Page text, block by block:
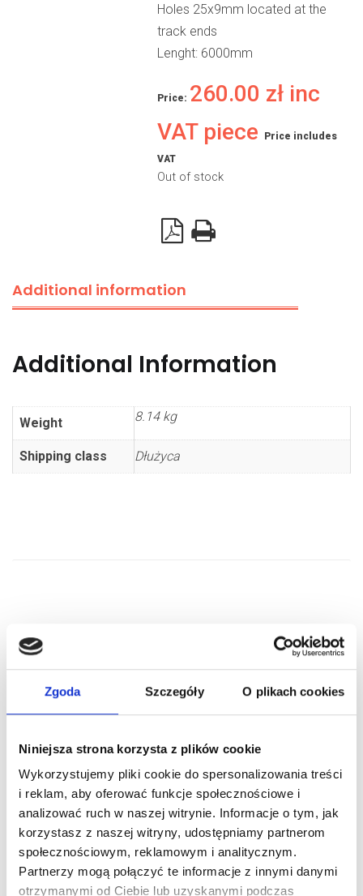
Zgoda Szczegóły O plikach cookies
Niniejsza strona korzysta z plików cookie
Wykorzystujemy pliki cookie do spersonalizowania treści
i reklam, aby oferować funkcje społecznościowe i
analizować ruch w naszej witrynie. Informacje o tym, jak
korzystasz z naszej witryny, udostępniamy partnerom
społecznościowym, reklamowym i analitycznym.
Partnerzy mogą połączyć te informacje z innymi danymi
otrzymanymi od Ciebie lub uzyskanymi podczas
Holes 25x9mm located at the
track ends
Lenght: 6000mm
Price: 260.00 zł inc
VAT piece
Price includes
VAT
Out of stock
Additional information
Additional Information
Weight 8.14 kg
Shipping class Dłużyca
RELATED PRODUCTS
ARTICLE:220000-5500
Vertical track with
ARTICLE:215091-1100
Horisontal track